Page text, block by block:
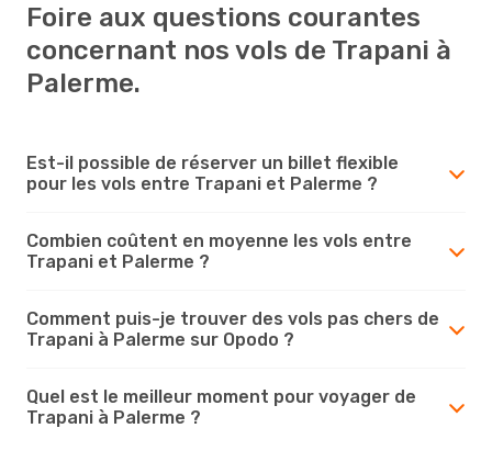
Foire aux questions courantes
concernant nos vols de Trapani à
Palerme.
Est-il possible de réserver un billet flexible
pour les vols entre Trapani et Palerme ?
Combien coûtent en moyenne les vols entre
Trapani et Palerme ?
Comment puis-je trouver des vols pas chers de
Trapani à Palerme sur Opodo ?
Quel est le meilleur moment pour voyager de
Trapani à Palerme ?